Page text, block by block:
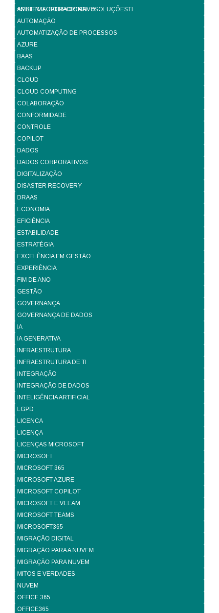
#SISTEMAOPERACIONAL #SOLUÇÕESTI
AMBIENTE CORPORTATIVO
AUTOMAÇÃO
AUTOMATIZAÇÃO DE PROCESSOS
AZURE
BAAS
BACKUP
CLOUD
CLOUD COMPUTING
COLABORAÇÃO
CONFORMIDADE
CONTROLE
COPILOT
DADOS
DADOS CORPORATIVOS
DIGITALIZAÇÃO
DISASTER RECOVERY
DRAAS
ECONOMIA
EFICIÊNCIA
ESTABILIDADE
ESTRATÉGIA
EXCELÊNCIA EM GESTÃO
EXPERIÊNCIA
FIM DE ANO
GESTÃO
GOVERNANÇA
GOVERNANÇA DE DADOS
IA
IA GENERATIVA
INFRAESTRUTURA
INFRAESTRUTURA DE TI
INTEGRAÇÃO
INTEGRAÇÃO DE DADOS
INTELIGÊNCIA ARTIFICIAL
LGPD
LICENCA
LICENÇA
LICENÇAS MICROSOFT
MICROSOFT
MICROSOFT 365
MICROSOFT AZURE
MICROSOFT COPILOT
MICROSOFT E VEEAM
MICROSOFT TEAMS
MICROSOFT365
MIGRAÇÃO DIGITAL
MIGRAÇÃO PARA A NUVEM
MIGRAÇÃO PARA NUVEM
MITOS E VERDADES
NUVEM
OFFICE 365
OFFICE365